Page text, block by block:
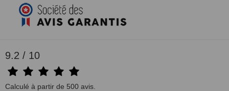
9.2 / 10
Calculé à partir de 500 avis.